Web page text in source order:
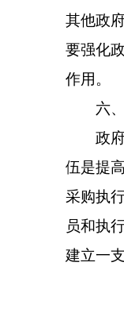
其他政
要强化
作用。
六、
政府
伍是提
采购执
员和执
建立一